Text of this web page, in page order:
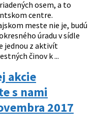
osem, a to
centre.
meste nie je, budú
úradu v sídle
jednou z aktivít
činov k ...
akcie
s nami
2017